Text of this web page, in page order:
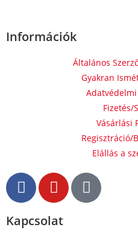
Információk
Általános
Gyakran
Fizetés/
Vásárlási
Regisztráció/
Elállás a
Kapcsolat